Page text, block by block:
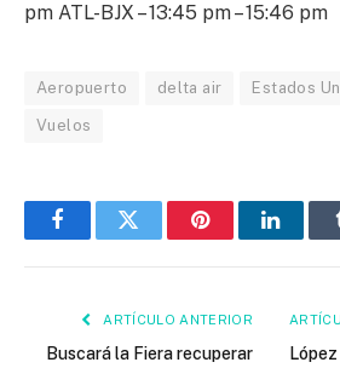
pm ATL-BJX – 13:45 pm – 15:46 pm
Aeropuerto delta air Estados
Vuelos
FacebookTwitter Pinterest
ARTÍCULO ANTERIOR
Buscará la Fiera recuperar